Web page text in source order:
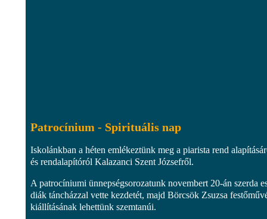
Patrocínium - Spirituális nap
Iskolánkban a héten emlékeztünk meg a piarista rend
és rendalapítóról Kalazanci Szent Józsefről.
A patrocíniumi ünnepségsorozatunk novembert 20-án szerda
diák táncházzal vette kezdetét, majd Börcsök Zsuzsa
kiállításának lehettünk szemtanúi.